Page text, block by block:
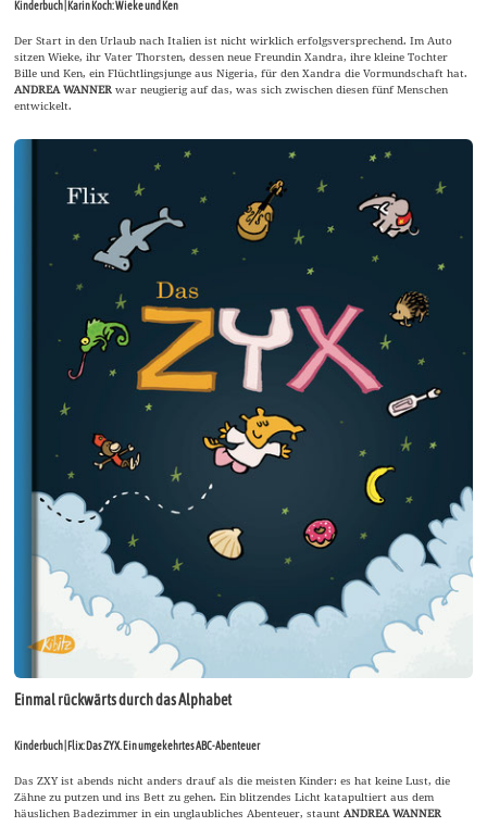
Kinderbuch | Karin Koch: Wieke und Ken
Der Start in den Urlaub nach Italien ist nicht wirklich erfolgsversprechend. Im Auto
sitzen Wieke, ihr Vater Thorsten, dessen neue Freundin Xandra, ihre kleine Tochter
Bille und Ken, ein Flüchtlingsjunge aus Nigeria, für den Xandra die Vormundschaft hat.
ANDREA WANNERwar neugierig auf das, was sich zwischen diesen fünf Menschen
entwickelt.
Einmal rückwärts durch das Alphabet
Kinderbuch | Flix: Das ZYX. Ein umgekehrtes ABC-Abenteuer
Das ZXY ist abends nicht anders drauf als die meisten Kinder: es hat keine Lust, die
Zähne zu putzen und ins Bett zu gehen. Ein blitzendes Licht katapultiert aus dem
häuslichen Badezimmer in ein unglaubliches Abenteuer, stauntANDREA WANNER